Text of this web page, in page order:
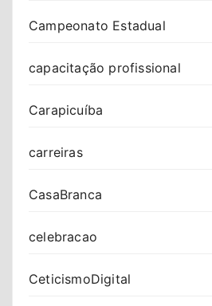
Campeonato Estadual
capacitação profissional
Carapicuíba
carreiras
CasaBranca
celebracao
CeticismoDigital